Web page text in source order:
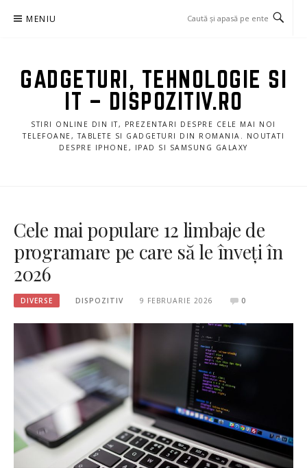
MENIU
GADGETURI, TEHNOLOGIE SI
IT – DISPOZITIV.RO
STIRI ONLINE DIN IT, PREZENTARI DESPRE CELE MAI NOI
TELEFOANE, TABLETE SI GADGETURI DIN ROMANIA. NOUTATI
DESPRE IPHONE, IPAD SI SAMSUNG GALAXY
Cele mai populare 12 limbaje de
programare pe care să le înveți în
2026
DIVERSE DISPOZITIV 9 FEBRUARIE 2026 0